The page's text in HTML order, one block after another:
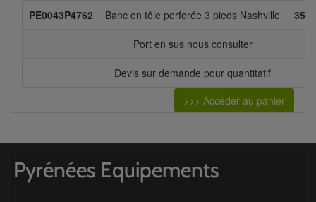
PE0043P4762 Banc en tôle perforée 3 pieds Nashville
Port en sus nous consulter
Devis sur demande pour quantitatif
>>> Accéder au panier